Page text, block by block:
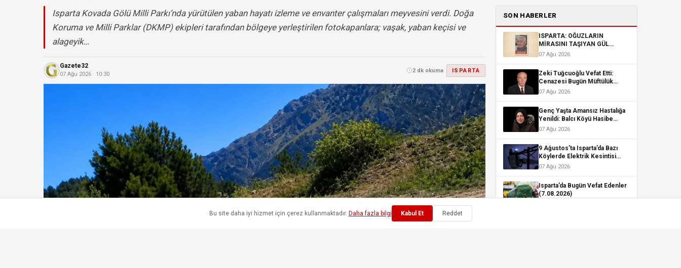
Isparta Kovada Gölü Milli Parkı’nda yürütülen yaban hayatı izleme ve envanter çalışmaları meyvesini verdi. Doğa
Koruma ve Milli Parklar (DKMP) ekipleri tarafından bölgeye yerleştirilen fotokapanlara; vaşak, yaban keçisi ve
alageyik…
Gazete32
07 Ağu 2026 · 10:30
2 dk okuma ISPARTA
SON HABERLER
ISPARTA: OĞUZLARIN
MİRASINI TAŞIYAN GÜL
KOKULU KADİM ŞEHİR /ERDAL
07 Ağu 2026
Zeki Tuğcuoğlu Vefat Etti:
Cenazesi Bugün Müftülük
Camii’nden Kaldırılacak
07 Ağu 2026
Genç Yaşta Amansız Hastalığa
Yenildi: Balcı Köyü Hasibe
Öner’i Son Yolculuğuna
07 Ağu 2026
9 Ağustos’ta Isparta’da Bazı
Köylerde Elektrik Kesintisi
Yaşanacak
07 Ağu 2026
Isparta’da Bugün Vefat Edenler
(7.08.2026)
Bu site daha iyi hizmet için çerez kullanmaktadır. Daha fazla bilgi Kabul Et Reddet